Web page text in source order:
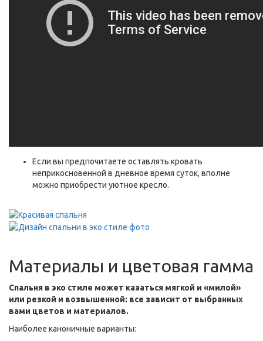
Если вы предпочитаете оставлять кровать
неприкосновенной в дневное время суток, вполне
можно приобрести уютное кресло.
Материалы и цветовая гамма
Спальня в эко стиле может казаться мягкой и «милой»
или резкой и возвышенной: все зависит от выбранных
вами цветов и материалов.
Наиболее каноничные варианты: